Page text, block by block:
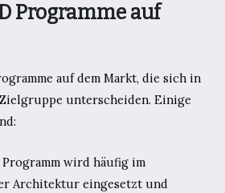
Programme auf
auf dem Markt, die sich in
unterscheiden. Einige
Programm wird häufig im
Architektur eingesetzt und